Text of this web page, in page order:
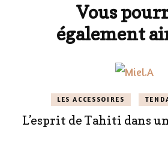
Vous
également
LES ACCESSOIRES
L’esprit de Tahiti dans